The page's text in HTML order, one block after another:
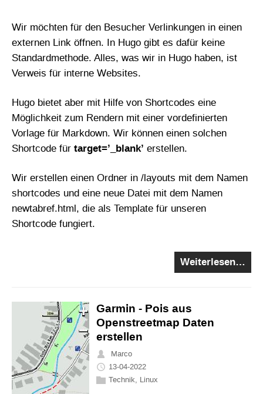
Wir möchten für den Besucher Verlinkungen in einen
externen Link öffnen. In Hugo gibt es dafür keine
Standardmethode. Alles, was wir in Hugo haben, ist
Verweis für interne Websites.
Hugo bietet aber mit Hilfe von Shortcodes eine
Möglichkeit zum Rendern mit einer vordefinierten
Vorlage für Markdown. Wir können einen solchen
Shortcode für target=’_blank’ erstellen.
Wir erstellen einen Ordner in /layouts mit dem Namen
shortcodes und eine neue Datei mit dem Namen
newtabref.html, die als Template für unseren
Shortcode fungiert.
Weiterlesen…
Garmin - Pois aus
Openstreetmap Daten
erstellen
Marco
13-04-2022
Technik, Linux